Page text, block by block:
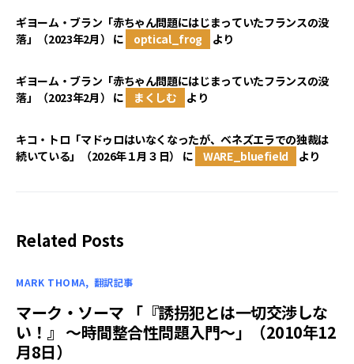
ギヨーム・ブラン「赤ちゃん問題にはじまっていたフランスの没
落」（2023年2月） に optical_frog より
ギヨーム・ブラン「赤ちゃん問題にはじまっていたフランスの没
落」（2023年2月） に まくしむ より
キコ・トロ「マドゥロはいなくなったが、ベネズエラでの独裁は
続いている」（2026年１月３日）
に WARE_bluefield より
Related Posts
MARK THOMA 翻訳記事
マーク・ソーマ 「『誘拐犯とは一切交渉しな
い！』 ～時間整合性問題入門～」（2010年12
月8日）